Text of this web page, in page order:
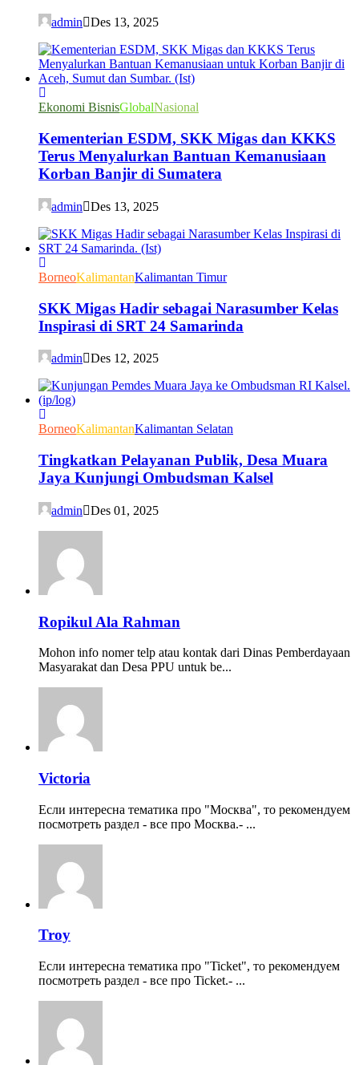
admin Des 13, 2025
Ekonomi BisnisGlobalNasional
Kementerian ESDM, SKK Migas dan KKKS
Terus Menyalurkan Bantuan Kemanusiaan
Korban Banjir di Sumatera
admin Des 13, 2025
BorneoKalimantanKalimantan Timur
SKK Migas Hadir sebagai Narasumber Kelas
Inspirasi di SRT 24 Samarinda
admin Des 12, 2025
BorneoKalimantanKalimantan Selatan
Tingkatkan Pelayanan Publik, Desa Muara
Jaya Kunjungi Ombudsman Kalsel
admin Des 01, 2025
Ropikul Ala Rahman
Mohon info nomer telp atau kontak dari Dinas Pemberdayaan
Masyarakat dan Desa PPU untuk be...
Victoria
Если интересна тематика про "Москва", то рекомендуем
посмотреть раздел - все про Москва.- ...
Troy
Если интересна тематика про "Ticket", то рекомендуем
посмотреть раздел - все про Ticket.- ...